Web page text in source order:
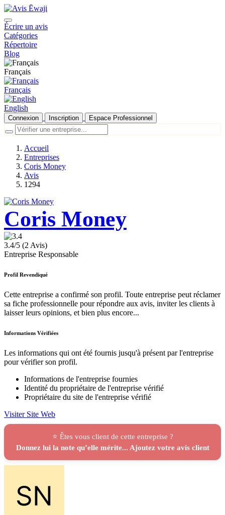
Écrire un avis
Catégories
Répertoire
Blog
Français
Français
English
Connexion Inscription Espace Professionnel
Accueil
Entreprises
Coris Money
Avis
1294
Coris Money
3.4/5 (2 Avis)
Entreprise Responsable
Profil Revendiqué
Cette entreprise a confirmé son profil. Toute entreprise peut réclamer
sa fiche professionnelle pour répondre aux avis, inviter les clients à
laisser leurs opinions, et bien plus encore...
Informations Vérifiées
Les informations qui ont été fournis jusqu'à présent par l'entreprise
pour vérifier son profil.
Informations de l'entreprise fournies
Identité du propriétaire de l'entreprise vérifié
Propriétaire du site de l'entreprise vérifié
Visiter Site Web
⭐ Êtes vous client de cette entreprise ?
Donnez lui la note qu’elle mérite... Ajoutez votre avis client